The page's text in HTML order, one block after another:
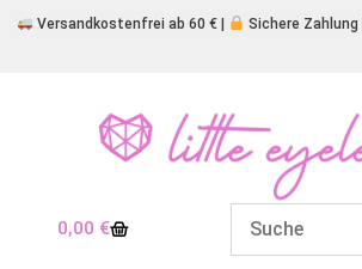
Versandkostenfrei ab 60 € | Sichere Zahlung |
0,00 €